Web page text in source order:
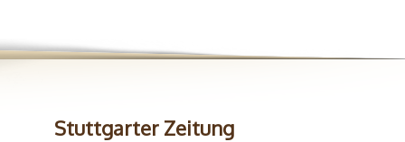
Stuttgarter Zeitung